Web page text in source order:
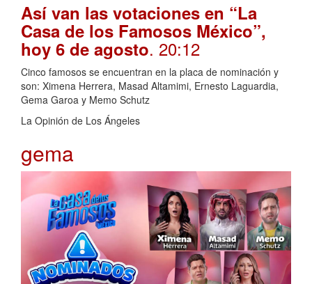
Así van las votaciones en “La
Casa de los Famosos México”,
hoy 6 de agosto. 20:12
Cinco famosos se encuentran en la placa de nominación y
son: Ximena Herrera, Masad Altamimi, Ernesto Laguardia,
Gema Garoa y Memo Schutz
La Opinión de Los Ángeles
gema